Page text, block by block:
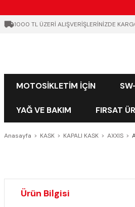
1000 TL ÜZERİ ALIŞVERİŞLERİNİZDE
MOTOSİKLETİM İÇİN
YAĞ VE BAKIM FIRSAT
Anasayfa KASK KAPALI KASK AXXIS
Ürün Bilgisi